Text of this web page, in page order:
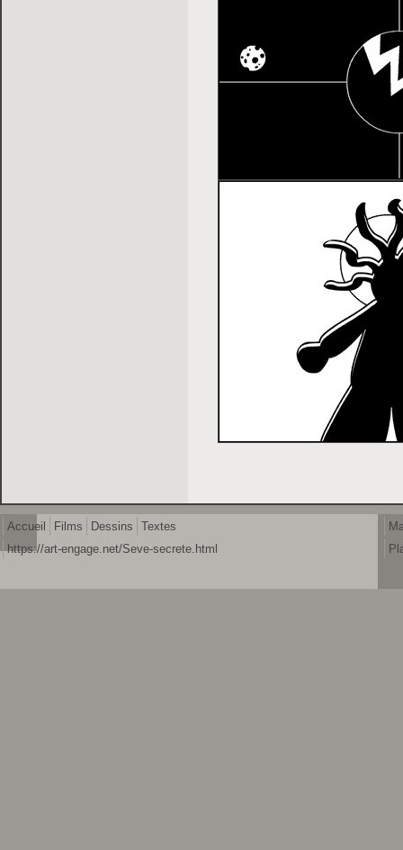
Accueil Films Dessins
Textes
https://art-engage.net/Seve-secrete.html